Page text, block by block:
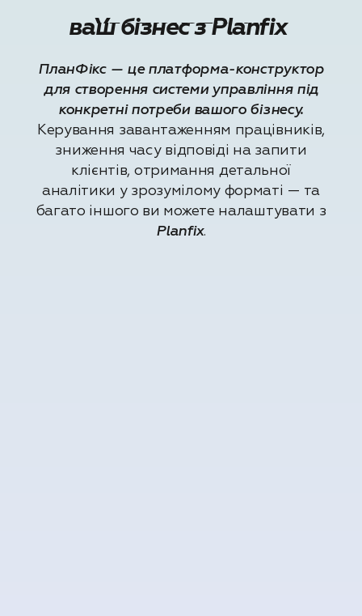
Удосконалюємо
ваш бізнес з Planfix
ПланФікс — це платформа-конструктор
для створення системи управління під
конкретні потреби вашого бізнесу.
Керування завантаженням працівників,
зниження часу відповіді на запити
клієнтів, отримання детальної
аналітики у зрозумілому форматі — та
багато іншого ви можете налаштувати з
Planfix.